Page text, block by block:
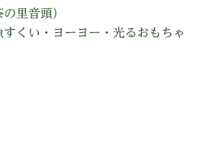
里音頭）
い・ヨーヨー・光るおもちゃ